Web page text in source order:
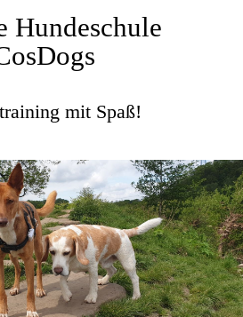
Hundeschule
mit Spaß!